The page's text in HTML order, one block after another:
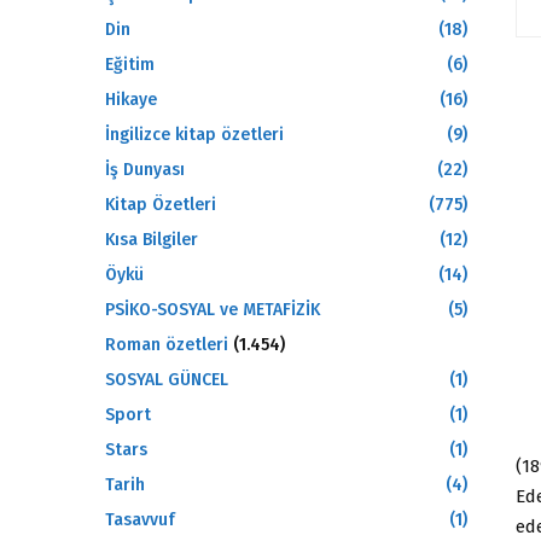
Din
(18)
Eğitim
(6)
Hikaye
(16)
İngilizce kitap özetleri
(9)
İş Dunyası
(22)
Kitap Özetleri
(775)
Kısa Bilgiler
(12)
Öykü
(14)
PSİKO-SOSYAL ve METAFİZİK
(5)
Roman özetleri (1.454)
SOSYAL GÜNCEL
(1)
Sport
(1)
Stars
(1)
Tarih
(4)
Tasavvuf
(1)